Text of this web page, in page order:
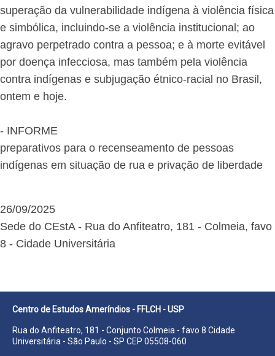
superação da vulnerabilidade indígena à violência física
e simbólica, incluindo-se a violência institucional; ao
agravo perpetrado contra a pessoa; e à morte evitável
por doença infecciosa, mas também pela violência
contra indígenas e subjugação étnico-racial no Brasil,
ontem e hoje.
- INFORME
preparativos para o recenseamento de pessoas
indígenas em situação de rua e privação de liberdade
26/09/2025
Sede do CEstA - Rua do Anfiteatro, 181 - Colmeia, favo
8 - Cidade Universitária
Centro de Estudos Ameríndios - FFLCH - USP
Rua do Anfiteatro, 181 - Conjunto Colmeia - favo 8 Cidade
Universitária - São Paulo - SP CEP 05508-060